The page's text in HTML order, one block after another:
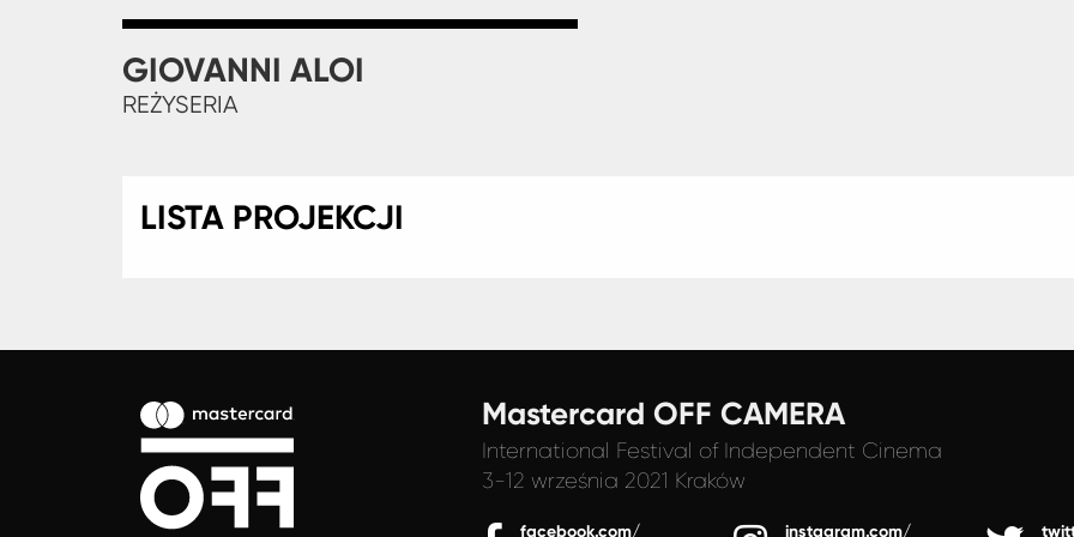
GIOVANNI ALOI
REŻYSERIA
LISTA PROJEKCJI
Mastercard OFF CAMERA
International Festival of Independent Cinema
3-12 września 2021 Kraków
facebook.com/ instagram.com/